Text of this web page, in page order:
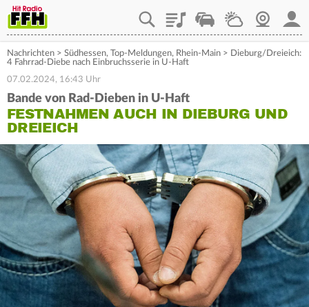
PlaylistStaupilotWetterWebcam
Nachrichten > Südhessen, Top-Meldungen, Rhein-Main > Dieburg/Dreieich:
4 Fahrrad-Diebe nach Einbruchsserie in U-Haft
07.02.2024, 16:43 Uhr
Bande von Rad-Dieben in U-Haft
FESTNAHMEN AUCH IN DIEBURG UND
DREIEICH